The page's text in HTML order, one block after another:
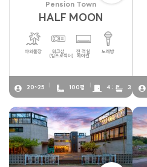
Pension Town
HALF MOON
야외풀장
워크샵
(빔프로젝터)
전 객실
에어컨
노래방
20~25 100평 4 : 3